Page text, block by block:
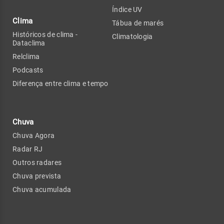
Clima
Históricos de clima -
Dataclima
Relclima
Podcasts
Diferença entre clima e tempo
Chuva
Chuva Agora
Radar RJ
Outros radares
Chuva prevista
Chuva acumulada
Índice UV
Tábua de marés
Climatologia